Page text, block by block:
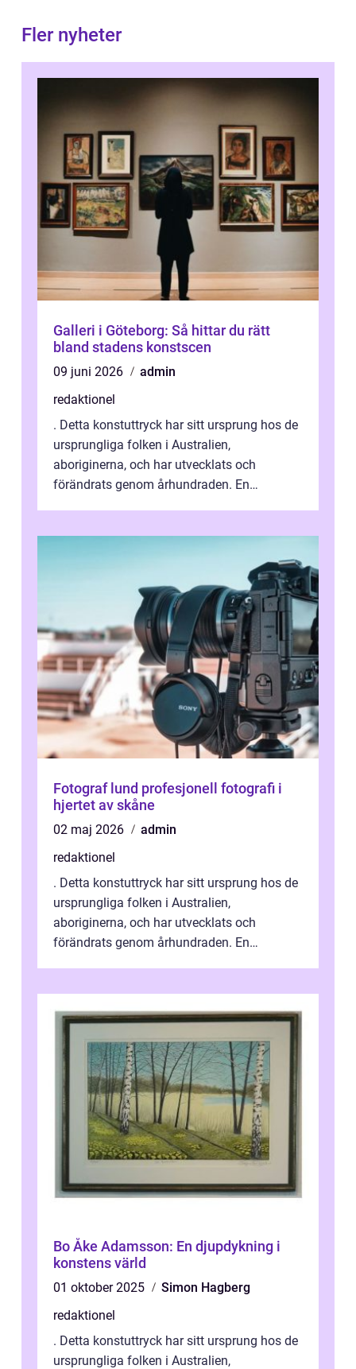
Fler nyheter
Galleri i Göteborg: Så hittar du rätt
bland stadens konstscen
09 juni 2026
admin
redaktionel
. Detta konstuttryck har sitt ursprung hos de
ursprungliga folken i Australien,
aboriginerna, och har utvecklats och
förändrats genom århundraden. En
Fotograf lund profesjonell fotografi i
hjertet av skåne
02 maj 2026
admin
redaktionel
. Detta konstuttryck har sitt ursprung hos de
ursprungliga folken i Australien,
aboriginerna, och har utvecklats och
förändrats genom århundraden. En
Bo Åke Adamsson: En djupdykning i
konstens värld
01 oktober 2025
Simon Hagberg
redaktionel
. Detta konstuttryck har sitt ursprung hos de
ursprungliga folken i Australien,